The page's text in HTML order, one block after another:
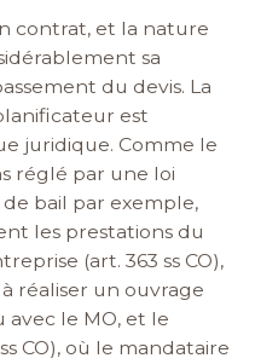
contrat, et la nature
sa
du devis. La
est
juridique. Comme le
réglé par une loi
bail par exemple,
les prestations du
(art. 363 ss CO),
réaliser un ouvrage
le MO, et le
CO), où le mandataire